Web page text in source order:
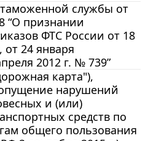
службы от
“О признании
ФТС России от 18
от 24 января
2012 г. № 739”
карта"),
нарушений
и (или)
средств по
общего пользования